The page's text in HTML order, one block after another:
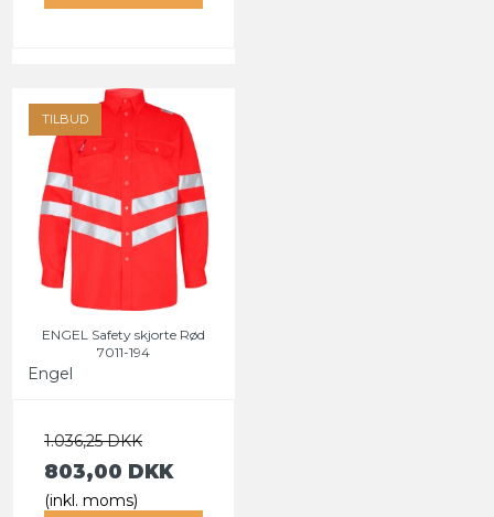
TILBUD
ENGEL Safety skjorte Rød
7011-194
Engel
1.036,25 DKK
803,00 DKK
(inkl. moms)